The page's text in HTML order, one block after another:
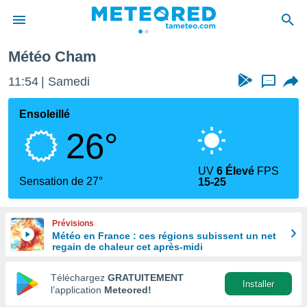
de
en
Météo Cham
11:54 Samedi ...
Ensoleillé
26°
Sensation de 27°
UV6 Élevé FPS
15-25
Prévisions
Météo en France : ces régions subissent un net
regain de chaleur cet après-midi
Téléchargez GRATUITEMENT
l’application Meteored!
Installer